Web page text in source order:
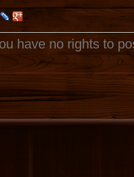
have no rights to